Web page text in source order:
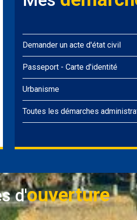
Demander un acte d'état civil
Passeport - Carte d'identité
Urbanisme
Toutes les démarches
d'ouverture